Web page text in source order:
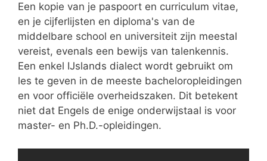
Een kopie van je paspoort en curriculum vitae,
en je cijferlijsten en diploma's van de
middelbare school en universiteit zijn meestal
vereist, evenals een bewijs van talenkennis.
Een enkel IJslands dialect wordt gebruikt om
les te geven in de meeste bacheloropleidingen
en voor officiële overheidszaken. Dit betekent
niet dat Engels de enige onderwijstaal is voor
master- en Ph.D.-opleidingen.